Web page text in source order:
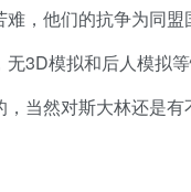
，他们的抗争为同盟
3D模拟和后人模拟等
，当然对斯大林还是